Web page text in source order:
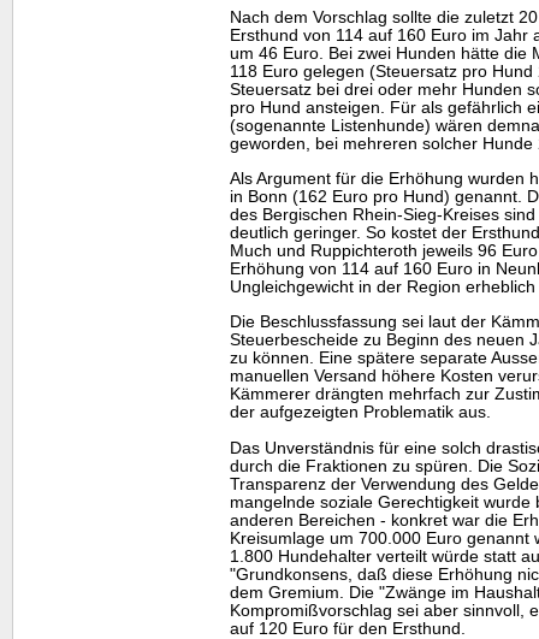
Nach dem Vorschlag sollte die zuletzt
Ersthund von 114 auf 160 Euro im Jahr
um 46 Euro. Bei zwei Hunden hätte die
118 Euro gelegen (Steuersatz pro
Steuersatz bei drei oder mehr Hunden
pro Hund ansteigen. Für als gefährlich
(sogenannte Listenhunde) wären
geworden, bei mehreren solcher
Als Argument für die Erhöhung wurden
in Bonn (162 Euro pro Hund) genannt.
des Bergischen Rhein-Sieg-Kreises
deutlich geringer. So kostet der
Much und Ruppichteroth jeweils 96
Erhöhung von 114 auf 160 Euro in
Ungleichgewicht in der Region
Die Beschlussfassung sei laut der
Steuerbescheide zu Beginn des neuen
zu können. Eine spätere separate
manuellen Versand höhere Kosten
Kämmerer drängten mehrfach zur
der aufgezeigten Problematik aus.
Das Unverständnis für eine solch
durch die Fraktionen zu spüren. Die
Transparenz der Verwendung des
mangelnde soziale Gerechtigkeit
anderen Bereichen - konkret war die
Kreisumlage um 700.000 Euro genannt
1.800 Hundehalter verteilt würde statt
"Grundkonsens, daß diese Erhöhung
dem Gremium. Die "Zwänge im
Kompromißvorschlag sei aber sinnvoll,
auf 120 Euro für den Ersthund.